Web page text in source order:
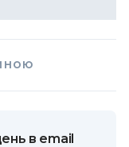
в email